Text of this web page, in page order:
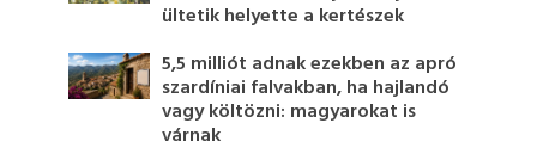
ültetik helyette a kertészek
5,5 milliót adnak ezekben az apró
szardíniai falvakban, ha hajlandó
vagy költözni: magyarokat is
várnak